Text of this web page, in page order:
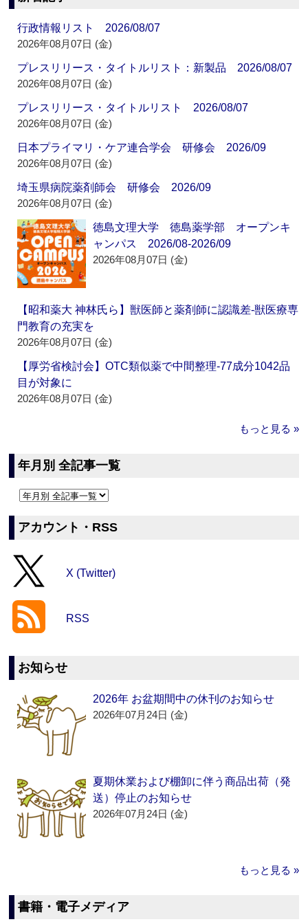
行政情報リスト 2026/08/07
2026年08月07日 (金)
プレスリリース・タイトルリスト：新製品 2026/08/07
2026年08月07日 (金)
プレスリリース・タイトルリスト 2026/08/07
2026年08月07日 (金)
日本プライマリ・ケア連合学会 研修会 2026/09
2026年08月07日 (金)
埼玉県病院薬剤師会 研修会 2026/09
2026年08月07日 (金)
徳島文理大学 徳島薬学部 オープンキ
ャンパス 2026/08-2026/09
2026年08月07日 (金)
【昭和薬大 神林氏ら】獣医師と薬剤師に認識差‐獣医療専
門教育の充実を
2026年08月07日 (金)
【厚労省検討会】OTC類似薬で中間整理‐77成分1042品
目が対象に
2026年08月07日 (金)
もっと見る »
年月別 全記事一覧
アカウント・RSS
X (Twitter)
RSS
お知らせ
2026年 お盆期間中の休刊のお知らせ
2026年07月24日 (金)
夏期休業および棚卸に伴う商品出荷（発
送）停止のお知らせ
2026年07月24日 (金)
もっと見る »
書籍・電子メディア